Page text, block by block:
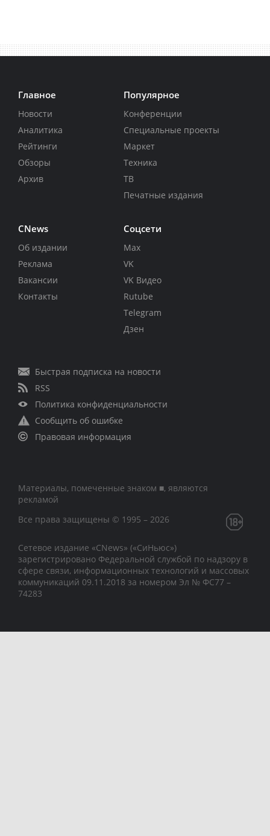
Главное
Новости
Аналитика
Рейтинги
Обзоры
Архив
Популярное
Конференции
Специальные проекты
Маркет
Техника
ТВ
Печатные издания
CNews
Об издании
Реклама
Вакансии
Контакты
Соцсети
Max
VK
VK Видео
Rutube
Telegram
Дзен
Быстрая подписка на новости
RSS
Политика конфиденциальности
Сообщить об ошибке
Правовая информация
Материалы, помеченные знаком ■, являются
рекламой
Все права защищены © 1995 – 2026
Сетевое издание «CNews» («СиНьюс»)
зарегистрировано Федеральной службой по надзору в
сфере связи, информационных технологий и массовых
коммуникаций 09.11.2018 за номером Эл № ФС77 –
74283